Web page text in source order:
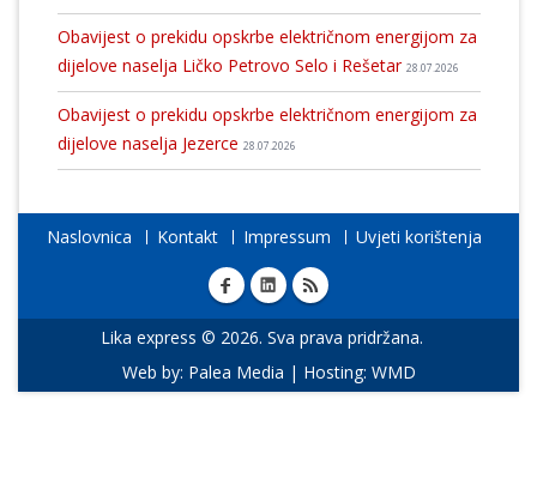
Obavijest o prekidu opskrbe električnom energijom za
dijelove naselja Ličko Petrovo Selo i Rešetar 28.07.2026
Obavijest o prekidu opskrbe električnom energijom za
dijelove naselja Jezerce 28.07.2026
Naslovnica Kontakt Impressum Uvjeti korištenja
Lika express © 2026. Sva prava pridržana.
Web by: Palea Media | Hosting: WMD